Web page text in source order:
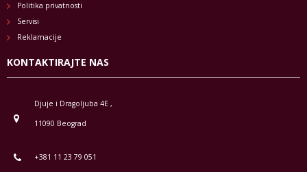
Politika privatnosti
Servisi
Reklamacije
KONTAKTIRAJTE NAS
Djuje i Dragoljuba 4E ,
11090 Beograd
+381 11 23 79 051